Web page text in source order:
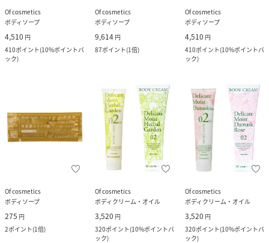
Of cosmetics
ボディソープ
4,510 円
410ポイント(10%ポイントバ
ック)
Of cosmetics
ボディソープ
9,614 円
87ポイント(1倍)
Of cosmetics
ボディソープ
4,510 円
410ポイント(10%ポイントバ
ック)
Of cosmetics
ボディソープ
275 円
2ポイント(1倍)
Of cosmetics
ボディクリーム・オイル
3,520 円
320ポイント(10%ポイントバ
ック)
Of cosmetics
ボディクリーム・オイル
3,520 円
320ポイント(10%ポイントバ
ック)